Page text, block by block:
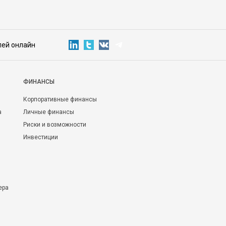
онлайн
ФИНАНСЫ
Корпоративные финансы
Личные финансы
Риски и возможности
Инвестиции